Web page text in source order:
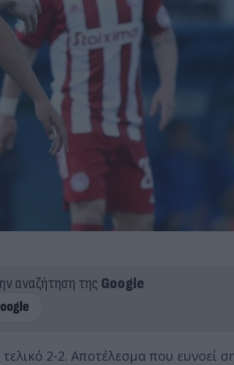
αναζήτηση της Google
2-2. Αποτέλεσμα που ευνοεί